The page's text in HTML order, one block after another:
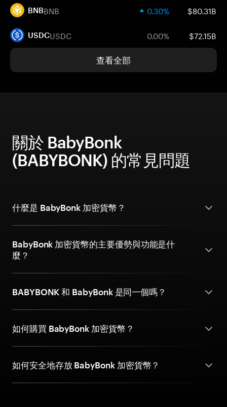
BNBBNB 0.30% $80.31B
USDCUSDC 0.00% $72.15B
查看全部
關於 BabyBonk
(BABYBONK) 的常見問題
什麼是 BabyBonk 加密貨幣？
BabyBonk 加密貨幣的主要優勢與功能是什
麼？
BABYBONK 和 BabyBonk 是同一個嗎？
如何購買 BabyBonk 加密貨幣？
如何安全地存放 BabyBonk 加密貨幣？